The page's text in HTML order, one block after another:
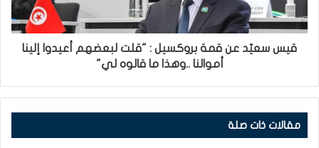
قيس سعيّد عن قمة بروكسيل : "قلت لبعضهم أعيدوا إلينا
أموالنا ..وهذا ما قالوه لي"
مقالات ذات صلة